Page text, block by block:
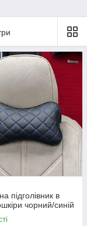
підголівник в
чорний/синій